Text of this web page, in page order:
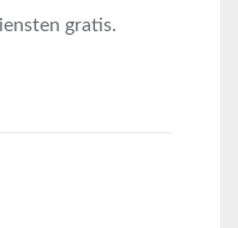
gratis.